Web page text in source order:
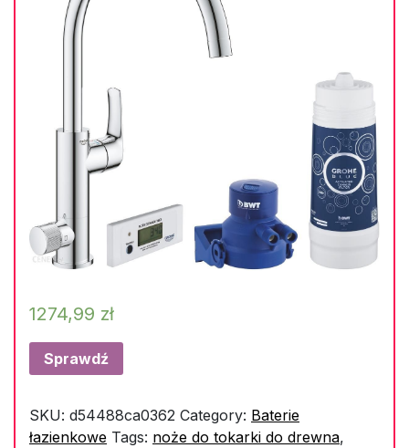
1274,99 zł
Sprawdź
SKU: d54488ca0362 Category: Baterie
łazienkowe Tags: noże do tokarki do drewna,